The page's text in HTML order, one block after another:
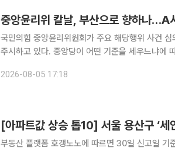
중앙윤리위 칼날, 부산으로 향하나…A
국민의힘 중앙윤리위원회가 주요 해당행위 사건
주시하고 있다. 중앙당이 어떤 기준을 세우느냐에
진종오 의원의 무소속 후보 지원 의혹, 조경태 의원
2026-08-05 17:18
[아파트값 상승 톱10] 서울 용산구 ‘세
부동산 플랫폼 호갱노노에 따르면 30일 신고일 기